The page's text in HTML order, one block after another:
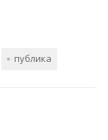
публика